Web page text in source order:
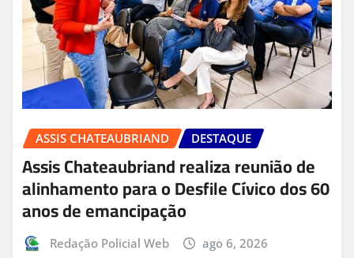
ASSIS CHATEAUBRIAND DESTAQUE
Assis Chateaubriand realiza reunião de
alinhamento para o Desfile Cívico dos 60
anos de emancipação
Redação Policial Web ago 6, 2026